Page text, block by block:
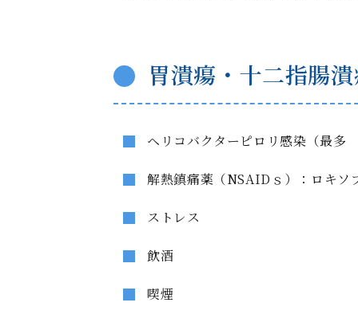
胃潰瘍・十二指腸
ヘリコバクターピロリ感染（最
解熱鎮痛薬（NSAIDｓ）：ロキソ
ストレス
飲酒
喫煙